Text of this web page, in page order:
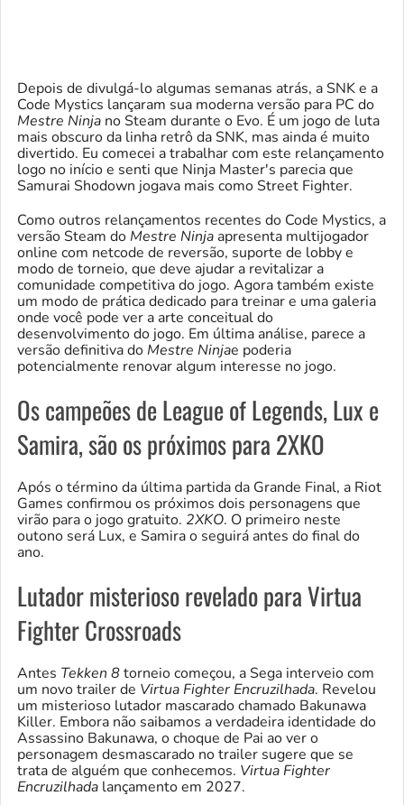
Depois de divulgá-lo algumas semanas atrás, a SNK e a
Code Mystics lançaram sua moderna versão para PC do
Mestre Ninja no Steam durante o Evo. É um jogo de luta
mais obscuro da linha retrô da SNK, mas ainda é muito
divertido. Eu comecei a trabalhar com este relançamento
logo no início e senti que Ninja Master's parecia que
Samurai Shodown jogava mais como Street Fighter.
Como outros relançamentos recentes do Code Mystics, a
versão Steam do Mestre Ninja apresenta multijogador
online com netcode de reversão, suporte de lobby e
modo de torneio, que deve ajudar a revitalizar a
comunidade competitiva do jogo. Agora também existe
um modo de prática dedicado para treinar e uma galeria
onde você pode ver a arte conceitual do
desenvolvimento do jogo. Em última análise, parece a
versão definitiva do Mestre Ninjae poderia
potencialmente renovar algum interesse no jogo.
Os campeões de League of Legends, Lux e
Samira, são os próximos para 2XKO
Após o término da última partida da Grande Final, a Riot
Games confirmou os próximos dois personagens que
virão para o jogo gratuito. 2XKO. O primeiro neste
outono será Lux, e Samira o seguirá antes do final do
ano.
Lutador misterioso revelado para Virtua
Fighter Crossroads
Antes Tekken 8torneio começou, a Sega interveio com
um novo trailer de Virtua Fighter Encruzilhada. Revelou
um misterioso lutador mascarado chamado Bakunawa
Killer. Embora não saibamos a verdadeira identidade do
Assassino Bakunawa, o choque de Pai ao ver o
personagem desmascarado no trailer sugere que se
trata de alguém que conhecemos. Virtua Fighter
Encruzilhada lançamento em 2027.